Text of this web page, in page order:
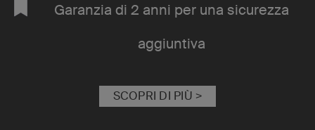
Garanzia di 2 anni per una sicurezza
aggiuntiva
SCOPRI DI PIÙ >